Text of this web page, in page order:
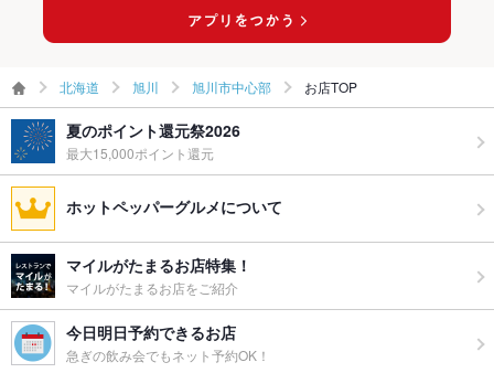
北海道 旭川 旭川市中心部 お店TOP
夏のポイント還元祭2026
最大15,000ポイント還元
ホットペッパーグルメについて
マイルがたまるお店特集！
マイルがたまるお店をご紹介
今日明日予約できるお店
急ぎの飲み会でもネット予約OK！